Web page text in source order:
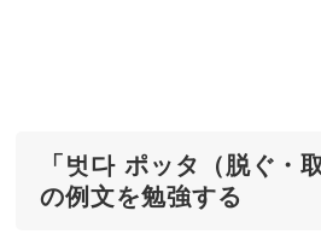
「벗다 ポッタ（脱ぐ・
の例文を勉強する